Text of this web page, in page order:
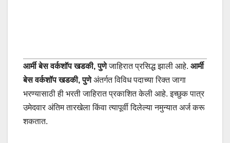
आर्मी बेस वर्कशॉप खडकी, पुणेजाहिरात प्रसिद्ध झाली आहे. आर्मी
बेस वर्कशॉप खडकी, पुणेअंतर्गत विविध पदाच्या रिक्त जागा
भरण्यासाठी ही भरती जाहिरात प्रकाशित केली आहे. इच्छुक पात्र
उमेदवार अंतिम तारखेला किंवा त्यापूर्वी दिलेल्या नमुन्यात अर्ज करू
शकतात.